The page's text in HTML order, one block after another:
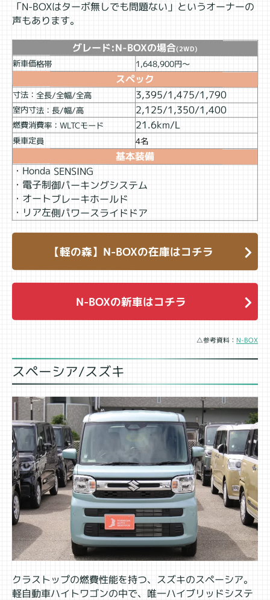
「N-BOXはターボ無しでも問題ない」というオーナーの
声もあります。
グレード:N-BOXの場合(2WD)
新車価格帯 1,648,900円～
スペック
寸法：全長/全幅/全高 3,395/1,475/1,790
室内寸法：長/幅/高 2,125/1,350/1,400
燃費消費率：WLTCモード 21.6km/L
乗車定員 4名
基本装備
・Honda SENSING
・電子制御パーキングシステム
・オートブレーキホールド
・リア左側パワースライドドア
【軽の森】N-BOXの在庫はコチラ
N-BOXの新車はコチラ
△参考資料：N-BOX
スペーシア/スズキ
クラストップの燃費性能を持つ、スズキのスペーシア。
軽自動車ハイトワゴンの中で、唯一ハイブリッドシステ